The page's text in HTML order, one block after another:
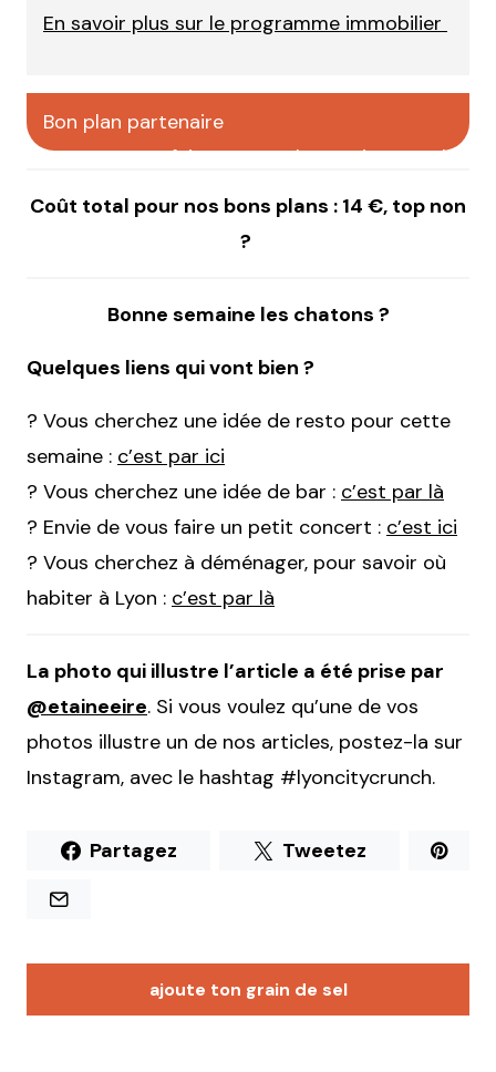
En savoir plus sur le programme immobilier
Bon plan partenaire
faire votre pub sur CityCrunch
Coût total pour nos bons plans : 14 €, top non
?
Bonne semaine les chatons ?
Quelques liens qui vont bien ?
? Vous cherchez une idée de resto pour cette
semaine : c’est par ici
? Vous cherchez une idée de bar : c’est par là
? Envie de vous faire un petit concert : c’est ici
? Vous cherchez à déménager, pour savoir où
habiter à Lyon : c’est par là
La photo qui illustre l’article a été prise par
@etaineeire. Si vous voulez qu’une de vos
photos illustre un de nos articles, postez-la sur
Instagram, avec le hashtag #lyoncitycrunch.
Partagez Tweetez
ajoute ton grain de sel